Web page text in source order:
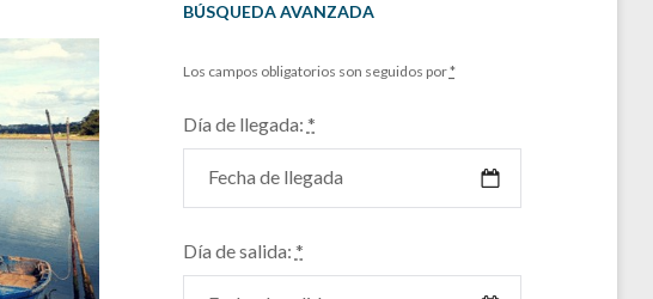
BÚSQUEDA AVANZADA
Los campos obligatorios son seguidos por*
Día de llegada: *
Día de salida: *